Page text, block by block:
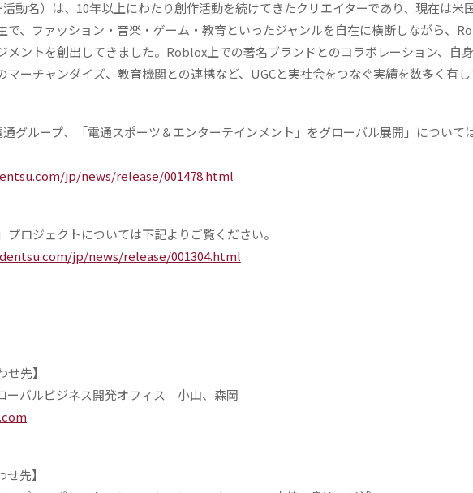
動名）は、10年以上にわたり創作活動を続けてきたクリエイターであり、現在は米
で、ファッション・音楽・ゲーム・教育といったジャンルを自在に横断しながら、
メントを創出してきました。Roblox上での著名ブランドとのコラボレーション、自
マーチャンダイズ、教育機関との連携など、UGCと実社会をつなぐ実績を数多く有し
グループ、「電通スポーツ＆エンターテインメント」をグローバル展開」について
jp/news/release/001478.html
ロジェクトについては下記よりご覧ください。
jp/news/release/001304.html
先】
バルビジネス開発オフィス 小山、森岡
先】